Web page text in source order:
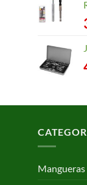
Mangueras